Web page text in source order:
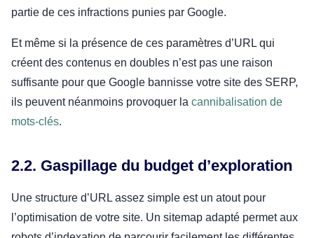
partie de ces infractions punies par Google.
Et même si la présence de ces paramètres d’URL qui
créent des contenus en doubles n’est pas une raison
suffisante pour que Google bannisse votre site des SERP,
ils peuvent néanmoins provoquer la cannibalisation de
mots-clés.
2.2. Gaspillage du budget d’exploration
Une structure d’URL assez simple est un atout pour
l’optimisation de votre site. Un sitemap adapté permet aux